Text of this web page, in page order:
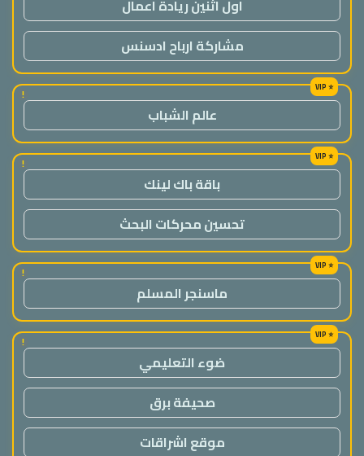
اول اثنين ريادة اعمال
مشاركة ارباح ادسنس
!
عالم الشباب
!
باقة باك لينك
تحسين محركات البحث
!
ماسنجر المسلم
!
ضوء التعليمي
صحيفة برق
موقع اشراقات